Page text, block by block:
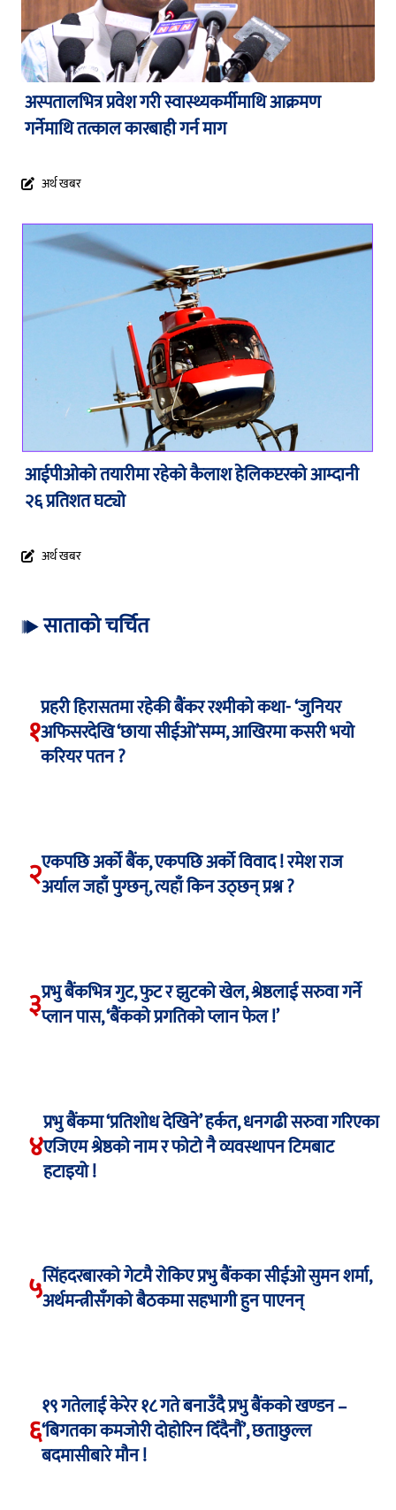
अस्पतालभित्र प्रवेश गरी स्वास्थ्यकर्मीमाथि आक्रमण
गर्नेमाथि तत्काल कारबाही गर्न माग
अर्थ खबर
आईपीओको तयारीमा रहेको कैलाश हेलिकप्टरको आम्दानी
२६ प्रतिशत घट्यो
अर्थ खबर
साताको चर्चित
१
प्रहरी हिरासतमा रहेकी बैंकर रश्मीको कथा- ‘जुनियर
अफिसरदेखि ‘छाया सीईओ’सम्म, आखिरमा कसरी भयो
करियर पतन ?
२एकपछि अर्को बैंक, एकपछि अर्को विवाद ! रमेश राज
अर्याल जहाँ पुग्छन्, त्यहाँ किन उठ्छन् प्रश्न ?
३प्रभु बैंकभित्र गुट, फुट र झुटको खेल, श्रेष्ठलाई सरुवा गर्ने
प्लान पास, ‘बैंकको प्रगतिको प्लान फेल !’
४
प्रभु बैंकमा ‘प्रतिशोध देखिने’ हर्कत, धनगढी सरुवा गरिएका
एजिएम श्रेष्ठको नाम र फोटो नै व्यवस्थापन टिमबाट
हटाइयो !
५सिंहदरबारको गेटमै रोकिए प्रभु बैंकका सीईओ सुमन शर्मा,
अर्थमन्त्रीसँगको बैठकमा सहभागी हुन पाएनन्
६
१९ गतेलाई केरेर १८ गते बनाउँदै प्रभु बैंकको खण्डन –
‘बिगतका कमजोरी दोहोरिन दिँदैनौं’, छताछुल्ल
बदमासीबारे मौन !